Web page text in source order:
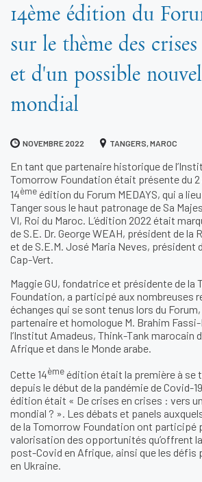
14ème édition du
sur le thème des crises
et d'un possible
mondial
NOVEMBRE 2022 TANGERS, MAROC
En tant que partenaire historique de
Tomorrow Foundation était présente du 2
14èmeédition du Forum MEDAYS, qui a
Tanger sous le haut patronage de Sa
VI, Roi du Maroc. L’édition 2022 était
de S.E. Dr. George WEAH, président de la
et de S.E.M. José Maria Neves, président
Cap-Vert.
Maggie GU, fondatrice et présidente de la
Foundation, a participé aux nombreuses
échanges qui se sont tenus lors du
partenaire et homologue M. Brahim
l’Institut Amadeus, Think-Tank marocain
Afrique et dans le Monde arabe.
Cette 14èmeédition était la première à se
depuis le début de la pandémie de Covid-
édition était « De crises en crises : vers
mondial ? ». Les débats et panels
de la Tomorrow Foundation ont participé
valorisation des opportunités qu’offrent
post-Covid en Afrique, ainsi que les défis
en Ukraine.